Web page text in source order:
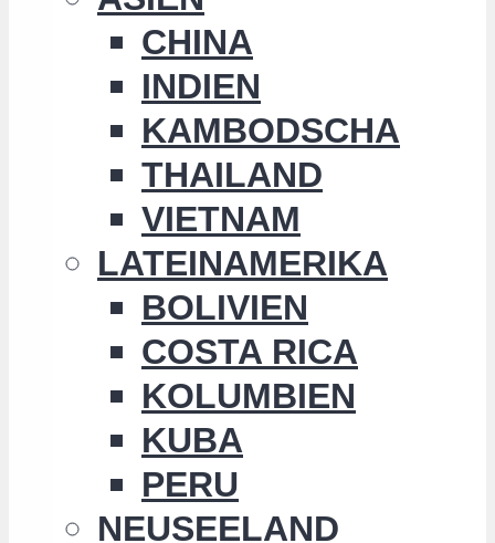
CHINA
INDIEN
KAMBODSCHA
THAILAND
VIETNAM
LATEINAMERIKA
BOLIVIEN
COSTA RICA
KOLUMBIEN
KUBA
PERU
NEUSEELAND